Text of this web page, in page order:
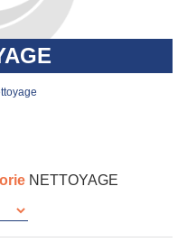
NETTOYAGE